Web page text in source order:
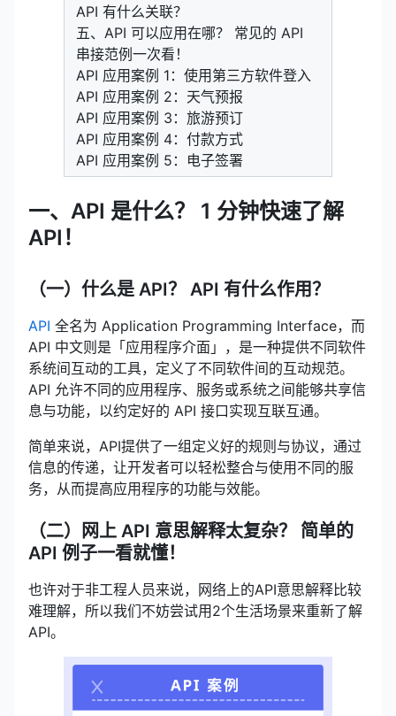
API 有什么关联？
五、API 可以应用在哪？ 常见的 API
串接范例一次看！
API 应用案例 1：使用第三方软件登入
API 应用案例 2：天气预报
API 应用案例 3：旅游预订
API 应用案例 4：付款方式
API 应用案例 5：电子签署
一、API 是什么？ 1 分钟快速了解
API！
（一）什么是 API？ API 有什么作用？
API 全名为 Application Programming Interface，而
API 中文则是「应用程序介面」，是一种提供不同软件
系统间互动的工具，定义了不同软件间的互动规范。
API 允许不同的应用程序、服务或系统之间能够共享信
息与功能，以约定好的 API 接口实现互联互通。
简单来说，API提供了一组定义好的规则与协议，通过
信息的传递，让开发者可以轻松整合与使用不同的服
务，从而提高应用程序的功能与效能。
（二）网上 API 意思解释太复杂？ 简单的
API 例子一看就懂！
也许对于非工程人员来说，网络上的API意思解释比较
难理解，所以我们不妨尝试用2个生活场景来重新了解
API。